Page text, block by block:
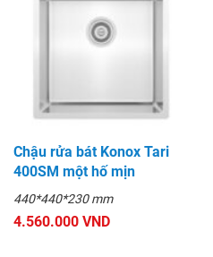
Chậu rửa bát Konox Tari
400SM một hố mịn
440*440*230 mm
4.560.000 VND